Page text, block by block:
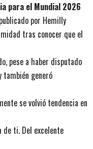
para el Mundial 2026
por Hemilly
tras conocer que el
pese a haber disputado
también generó
se volvió tendencia en
de ti. Del excelente